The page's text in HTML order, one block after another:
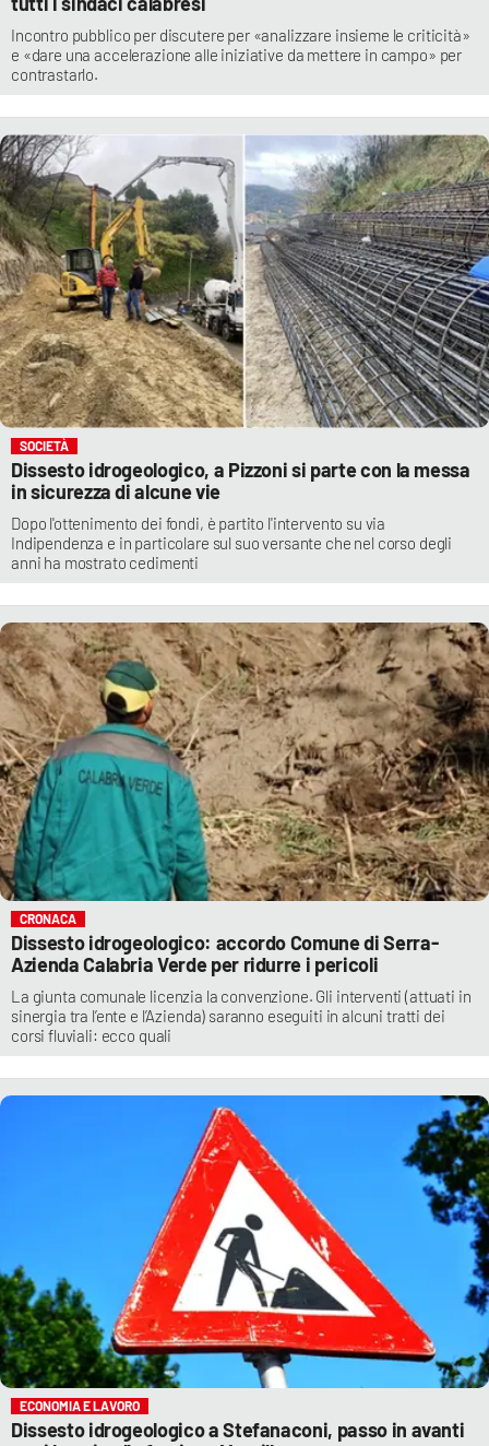
Incontro pubblico per discutere per «analizzare insieme le criticità»
e «dare una accelerazione alle iniziative da mettere in campo» per
contrastarlo.
SOCIETÀ
Dissesto idrogeologico, a Pizzoni si parte con la messa
in sicurezza di alcune vie
Dopo l'ottenimento dei fondi, è partito l'intervento su via
Indipendenza e in particolare sul suo versante che nel corso degli
anni ha mostrato cedimenti
CRONACA
Dissesto idrogeologico: accordo Comune di Serra-
Azienda Calabria Verde per ridurre i pericoli
La giunta comunale licenzia la convenzione. Gli interventi (attuati in
sinergia tra l’ente e l’Azienda) saranno eseguiti in alcuni tratti dei
corsi fluviali: ecco quali
ECONOMIA E LAVORO
Dissesto idrogeologico a Stefanaconi, passo in avanti